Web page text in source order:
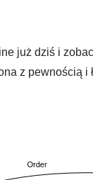
już dziś i
z pewnością i